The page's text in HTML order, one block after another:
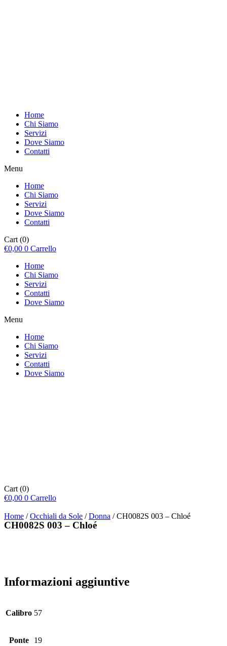
Home
Chi Siamo
Servizi
Dove Siamo
Contatti
Menu
Home
Chi Siamo
Servizi
Dove Siamo
Contatti
Cart (0)
€0,00 0 Carrello
Home
Chi Siamo
Servizi
Contatti
Dove Siamo
Menu
Home
Chi Siamo
Servizi
Contatti
Dove Siamo
Cart (0)
€0,00 0 Carrello
Home /Occhiali da Sole /Donna / CH0082S 003 – Chloé
CH0082S 003 – Chloé
Informazioni aggiuntive
Calibro 57
Ponte 19